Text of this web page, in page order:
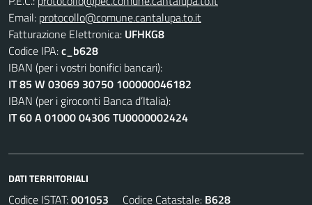
Email: protocollo@comune.cantalupa.to.it
Fatturazione Elettronica: UFHKG8
Codice IPA:c_b628
IBAN (per i vostri bonifici bancari):
IT 85 W 03069 30750 100000046182
IBAN (per i giroconti Banca d’Italia):
IT 60 A 01000 04306 TU0000002424
DATI TERRITORIALI
Codice ISTAT:001053 Codice Catastale: B628